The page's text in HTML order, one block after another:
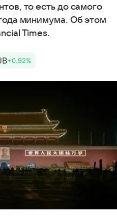
то есть до самого
минимума. Об этом
Times.
+0.92%